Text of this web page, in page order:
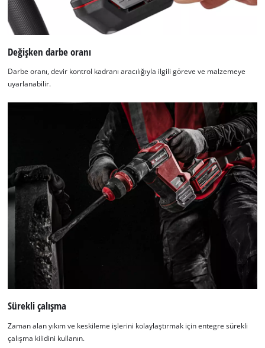
Değişken darbe oranı
Darbe oranı, devir kontrol kadranı aracılığıyla ilgili göreve ve malzemeye
uyarlanabilir.
Sürekli çalışma
Zaman alan yıkım ve keskileme işlerini kolaylaştırmak için entegre sürekli
çalışma kilidini kullanın.